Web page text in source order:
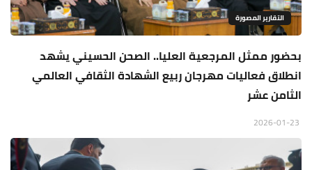
التقارير المصورة
بحضور ممثل المرجعية العليا.. الصحن الحسيني يشهد
انطلاق فعاليات مهرجان ربيع الشهادة الثقافي العالمي
الثامن عشر